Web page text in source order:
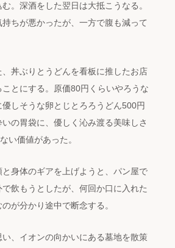
。深酒をした翌日は大抵こうなる。
ちが悪かったが、一方で腹も減って
丼ぶりとうどんを看板に推したお店
とにする。原価80円くらいやろうな
しそうな卵とじとろろうどん500円
の胃袋に、優しく沁み渡る美味しさ
い価値があった。
身体のギアを上げようと、パン屋で
飲もうとしたが、何回か口に入れた
が分かり途中で断念する。
、イオンの向かいにある墓地を散策